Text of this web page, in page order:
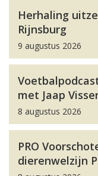
Herhaling
Rijnsburg
9 augustus 2026
met Jaap
8 augustus 2026
PRO
dierenwelzijn